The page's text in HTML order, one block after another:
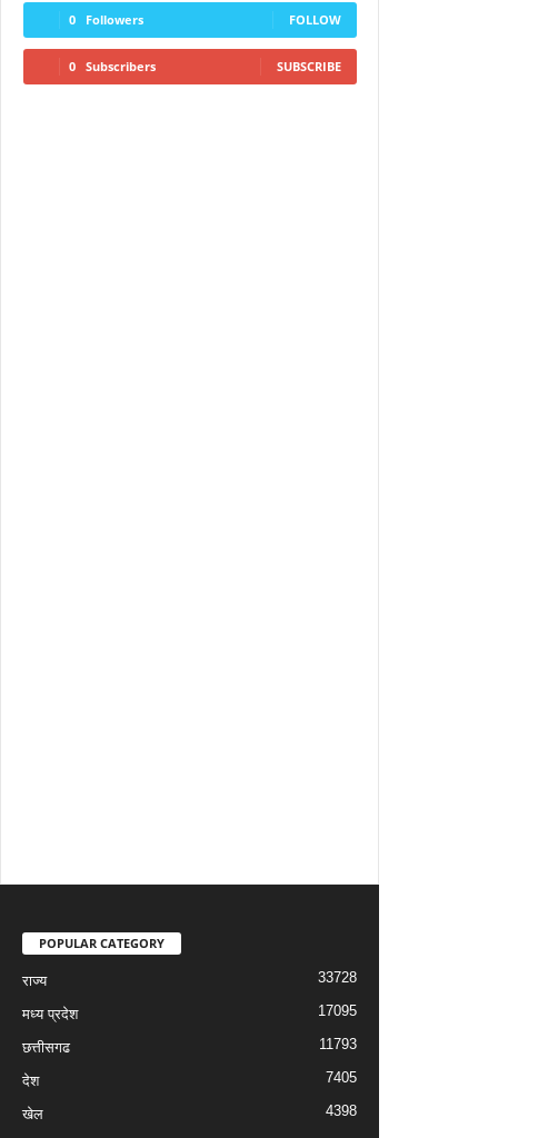
0 Followers FOLLOW
0 Subscribers SUBSCRIBE
POPULAR CATEGORY
राज्य 33728
मध्य प्रदेश 17095
छत्तीसगढ 11793
देश 7405
खेल
4398